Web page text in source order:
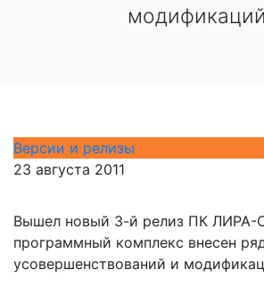
Версии и релизы
23 августа 2011
Вышел новый 3-й релиз ПК ЛИРА-
программный комплекс внесен
усовершенствований и